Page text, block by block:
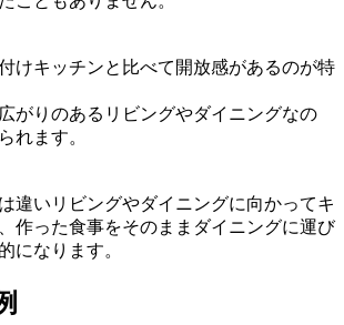
けキッチンと比べて開放感があるのが特
がりのあるリビングやダイニングなの
れます。
違いリビングやダイニングに向かってキ
作った食事をそのままダイニングに運び
になります。